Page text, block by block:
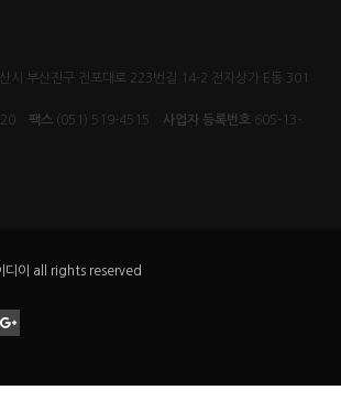
시 부산진구 전포대로 223번길 14-2 전자상가 E동 301
팩스 (051) 519-4515 사업자 등록번호 605-13-
이 all rights reserved